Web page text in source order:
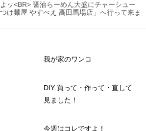
ッ<BR> 醤油らーめん大盛にチャーシュー
け麺屋 やすべえ 高田馬場店」へ行って来ま
我が家のワンコ
DIY 買って・作って・直して
見ました！
今週はコレですよ！